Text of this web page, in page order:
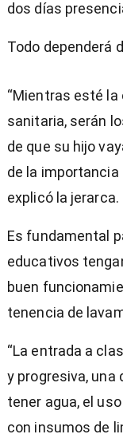
dos días
Todo dependerá
“Mientras esté
sanitaria, serán
de que su hijo
de la importancia
explicó la jerarca.
Es fundamental
educativos
buen
tenencia de
“La entrada a
y progresiva,
tener agua, el
con insumos de